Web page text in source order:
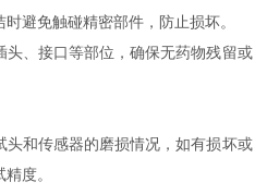
避免触碰精密部件，防止损坏。
、接口等部位，确保无药物残留或
和传感器的磨损情况，如有损坏或
度。